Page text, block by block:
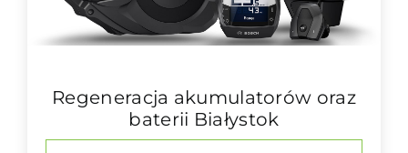
Regeneracja akumulatorów oraz
baterii Białystok